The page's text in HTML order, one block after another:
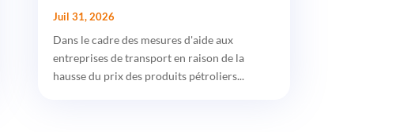
Juil 31, 2026
Dans le cadre des mesures d'aide aux
entreprises de transport en raison de la
hausse du prix des produits pétroliers...